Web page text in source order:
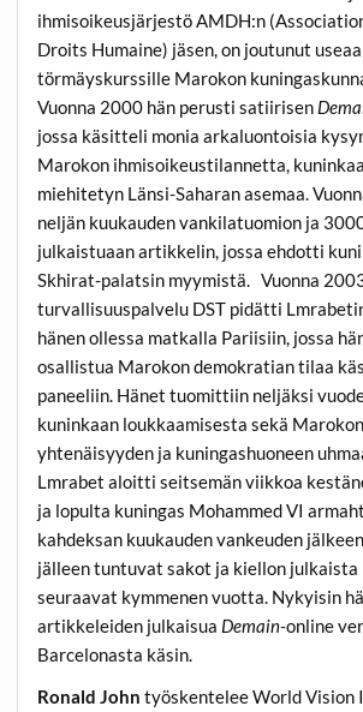
ihmisoikeusjärjestö AMDH:n
Droits Humaine) jäsen, on joutunut
törmäyskurssille Marokon
Vuonna 2000 hän perusti satiirisen
jossa käsitteli monia arkaluontoisia
Marokon ihmisoikeustilannetta,
miehitetyn Länsi-Saharan asemaa.
neljän kuukauden vankilatuomion ja
julkaistuaan artikkelin, jossa ehdotti
Skhirat-palatsin myymistä. Vuonna
turvallisuuspalvelu DST pidätti
hänen ollessa matkalla Pariisiin, jossa
osallistua Marokon demokratian tilaa
paneeliin. Hänet tuomittiin neljäksi
kuninkaan loukkaamisesta sekä
yhtenäisyyden ja kuningashuoneen
Lmrabet aloitti seitsemän viikkoa
ja lopulta kuningas Mohammed VI
kahdeksan kuukauden vankeuden
jälleen tuntuvat sakot ja kiellon julkaista
seuraavat kymmenen vuotta. Nykyisin
artikkeleiden julkaisua Demain-online
Barcelonasta käsin.
Ronald John työskentelee World Vision